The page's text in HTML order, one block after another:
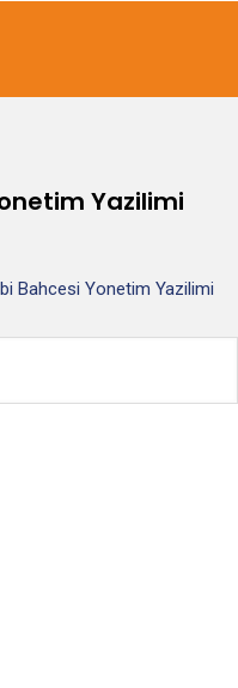
Yazilimi
Bahcesi Yonetim Yazilimi